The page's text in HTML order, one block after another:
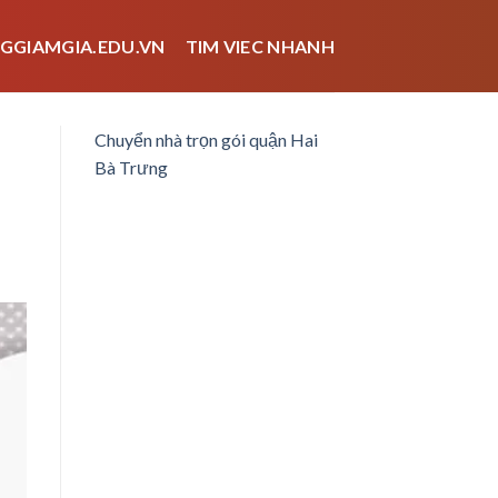
TIM VIEC NHANH
Chuyển nhà trọn gói quận Hai
Bà Trưng